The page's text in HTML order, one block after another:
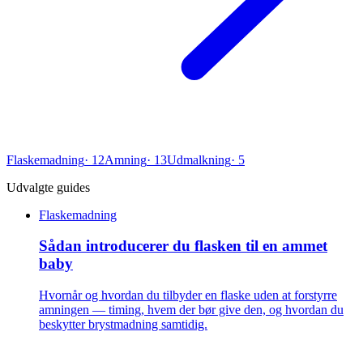
Flaskemadning· 12Amning· 13Udmalkning· 5
Udvalgte guides
Flaskemadning
Sådan introducerer du flasken til en ammet
baby
Hvornår og hvordan du tilbyder en flaske uden at forstyrre
amningen — timing, hvem der bør give den, og hvordan du
beskytter brystmadning samtidig.